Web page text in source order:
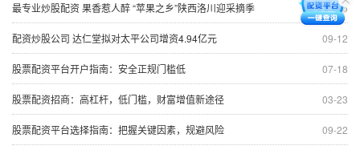
09-06
最专业炒股配资 果香惹人醉 “苹果之乡”陕西洛川迎采摘季
09-12
配资炒股公司 达仁堂拟对太平公司增资4.94亿元
07-18
股票配资平台开户指南：安全正规门槛低
03-23
股票配资招商：高杠杆，低门槛，财富增值新途径
09-22
股票配资平台选择指南：把握关键因素，规避风险